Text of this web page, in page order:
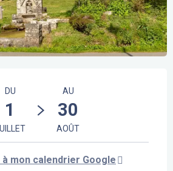
DU
1
AU
30
AOÛT
mon calendrier Google